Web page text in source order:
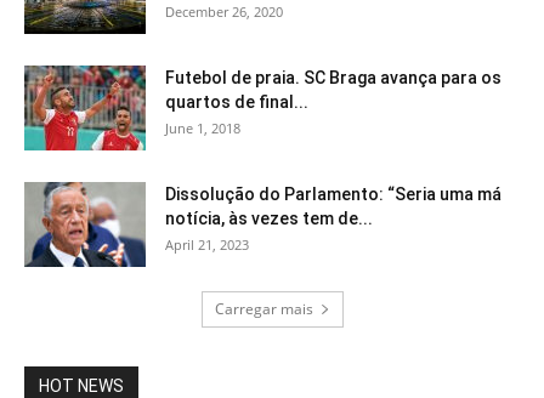
December 26, 2020
Futebol de praia. SC Braga avança para os
quartos de final...
June 1, 2018
Dissolução do Parlamento: “Seria uma má
notícia, às vezes tem de...
April 21, 2023
Carregar mais
HOT NEWS